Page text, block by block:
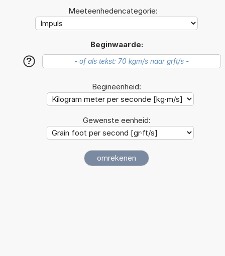
Meeteenhedencategorie:
Beginwaarde:
?
Begineenheid:
Gewenste eenheid: